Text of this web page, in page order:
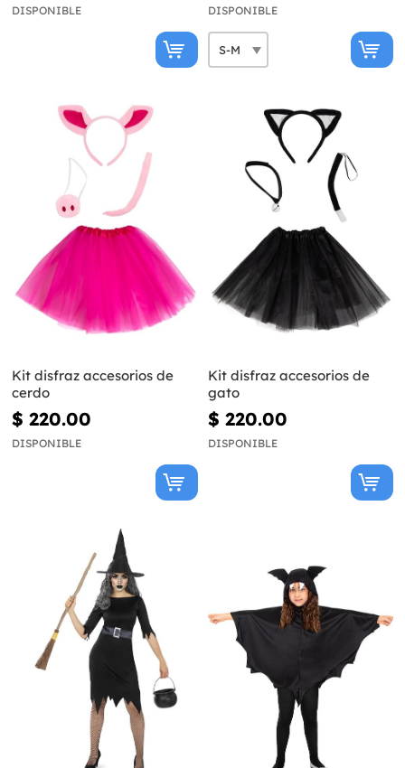
DISPONIBLE DISPONIBLE
Kit disfraz accesorios de
cerdo
$ 220.00
DISPONIBLE
Kit disfraz accesorios de
gato
$ 220.00
DISPONIBLE